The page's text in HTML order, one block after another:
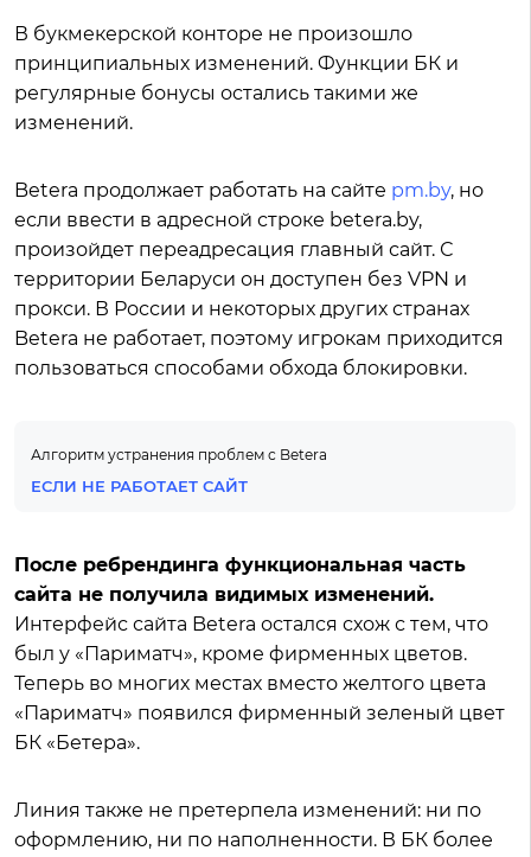
В букмекерской конторе не произошло
принципиальных изменений. Функции БК и
регулярные бонусы остались такими же
изменений.
Betera продолжает работать на сайте pm.by, но
если ввести в адресной строке betera.by,
произойдет переадресация главный сайт. С
территории Беларуси он доступен без VPN и
прокси. В России и некоторых других странах
Betera не работает, поэтому игрокам приходится
пользоваться способами обхода блокировки.
Алгоритм устранения проблем с Betera
ЕСЛИ НЕ РАБОТАЕТ САЙТ
После ребрендинга функциональная часть
сайта не получила видимых изменений.
Интерфейс сайта Betera остался схож с тем, что
был у «Париматч», кроме фирменных цветов.
Теперь во многих местах вместо желтого цвета
«Париматч» появился фирменный зеленый цвет
БК «Бетера».
Линия также не претерпела изменений: ни по
оформлению, ни по наполненности. В БК более